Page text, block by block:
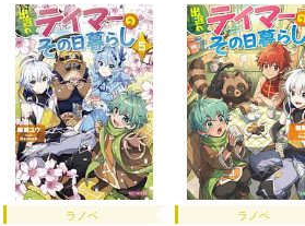
ラノベ ラノベ